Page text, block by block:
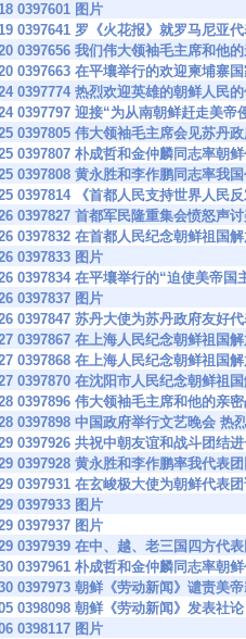
0397601 图片
0397641 罗《火花报》就罗马尼亚
0397656 我们伟大领袖毛主席和他
0397663 在平壤举行的欢迎柬埔寨
0397774 热烈欢迎英雄的朝鲜人民
0397797 迎接“为从南朝鲜赶走美
0397805 伟大领袖毛主席会见苏丹
0397807 朴成哲和金仲麟同志率朝
0397808 黄永胜和李作鹏同志率我
0397814 《首都人民支持世界人民
0397827 首都军民隆重集会愤怒声
0397832 在首都人民纪念朝鲜祖国
0397833 图片
0397834 在平壤举行的“迫使美帝
0397837 图片
0397847 苏丹大使为苏丹政府友好
0397867 在上海人民纪念朝鲜祖国
0397868 在上海人民纪念朝鲜祖国
0397870 在沈阳市人民纪念朝鲜祖
0397896 伟大领袖毛主席和他的亲
0397898 中国政府举行文艺晚会 热
0397926 共祝中朝友谊和战斗团结
0397928 黄永胜和李作鹏率我代表
0397931 在玄峻极大使为朝鲜代表
0397933 图片
0397937 图片
0397939 在中、越、老三国四方代
0397961 朴成哲和金仲麟同志率朝
0397973 朝鲜《劳动新闻》谴责美
0398098 朝鲜《劳动新闻》发表社
0398117 图片